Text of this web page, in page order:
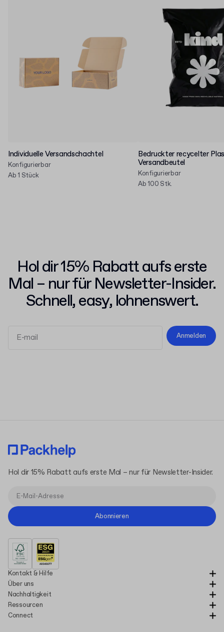
Individuelle Versandschachtel
Konfigurierbar
Ab 1 Stück
Bedruckter recycelter
Versandbeutel
Konfigurierbar
Ab 100 Stk.
Hol dir 15% Rabatt aufs erste
Mal – nur für Newsletter-Insider.
Schnell, easy, lohnenswert.
Anmelden
Kontakt & Hilfe
Über uns
Nachhaltigkeit
Ressourcen
Connect
Hol dir 15% Rabatt aufs erste Mal – nur für Newsletter-Insider.
Abonnieren